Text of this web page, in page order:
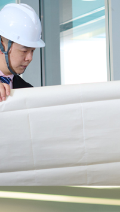
护航
勤运营资